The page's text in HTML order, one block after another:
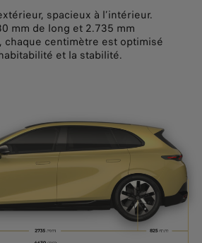
spacieux à l’intérieur.
mm de long et 2.735 mm
chaque centimètre est optimisé
et la stabilité.